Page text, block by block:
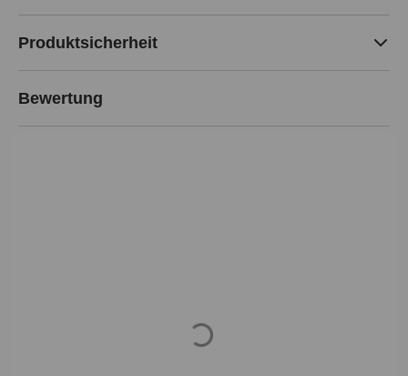
Produktsicherheit
Bewertung
Loading...